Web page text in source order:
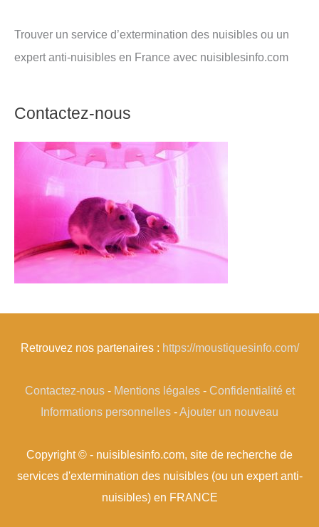
Trouver un service d’extermination des nuisibles ou un
expert anti-nuisibles en France avec nuisiblesinfo.com
Contactez-nous
Retrouvez nos partenaires : https://moustiquesinfo.com/
Contactez-nous- Mentions légales- Confidentialité et
Informations personnelles -Ajouter un nouveau
Copyright © - nuisiblesinfo.com, site de recherche de
services d'extermination des nuisibles (ou un expert anti-
nuisibles) en FRANCE